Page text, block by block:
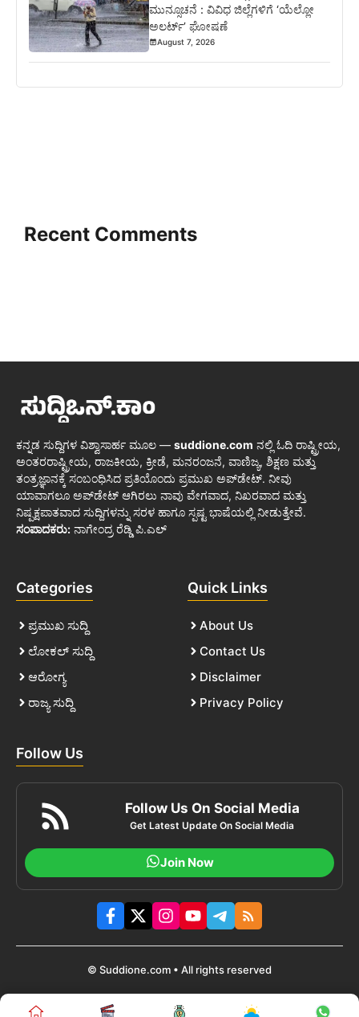
ಮುನ್ಸೂಚನೆ : ವಿವಿಧ ಜಿಲ್ಲೆಗಳಿಗೆ ‘ಯೆಲ್ಲೋ
ಅಲರ್ಟ್’ ಘೋಷಣೆ
August 7, 2026
Recent Comments
ಕನ್ನಡ ಸುದ್ದಿಗಳ ವಿಶ್ವಾಸಾರ್ಹ ಮೂಲ — suddione.com ನಲ್ಲಿ ಓದಿ ರಾಷ್ಟ್ರೀಯ,
ಅಂತರರಾಷ್ಟ್ರೀಯ, ರಾಜಕೀಯ, ಕ್ರೀಡೆ, ಮನರಂಜನೆ, ವಾಣಿಜ್ಯ, ಶಿಕ್ಷಣ ಮತ್ತು
ತಂತ್ರಜ್ಞಾನಕ್ಕೆ ಸಂಬಂಧಿಸಿದ ಪ್ರತಿಯೊಂದು ಪ್ರಮುಖ ಅಪ್‌ಡೇಟ್. ನೀವು
ಯಾವಾಗಲೂ ಅಪ್‌ಡೇಟ್ ಆಗಿರಲು ನಾವು ವೇಗವಾದ, ನಿಖರವಾದ ಮತ್ತು
ನಿಷ್ಪಕ್ಷಪಾತವಾದ ಸುದ್ದಿಗಳನ್ನು ಸರಳ ಹಾಗೂ ಸ್ಪಷ್ಟ ಭಾಷೆಯಲ್ಲಿ ನೀಡುತ್ತೇವೆ.
ಸಂಪಾದಕರು: ನಾಗೇಂದ್ರ ರೆಡ್ಡಿ ಪಿ.ಎಲ್
Categories
ಪ್ರಮುಖ ಸುದ್ದಿ
ಲೋಕಲ್ ಸುದ್ದಿ
ಆರೋಗ್ಯ
ರಾಜ್ಯ ಸುದ್ದಿ
Quick Links
About Us
Contact Us
Disclaimer
Privacy Policy
Follow Us
Follow Us On Social Media
Get Latest Update On Social Media
Join Now
© Suddione.com • All rights reserved